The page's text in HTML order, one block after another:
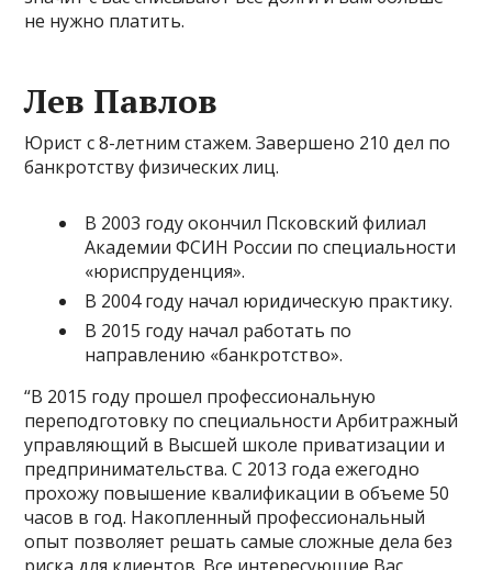
не нужно платить.
Лев Павлов
Юрист с 8-летним стажем. Завершено 210 дел по
банкротству физических лиц.
В 2003 году окончил Псковский филиал
Академии ФСИН России по специальности
«юриспруденция».
В 2004 году начал юридическую практику.
В 2015 году начал работать по
направлению «банкротство».
“В 2015 году прошел профессиональную
переподготовку по специальности Арбитражный
управляющий в Высшей школе приватизации и
предпринимательства. С 2013 года ежегодно
прохожу повышение квалификации в объеме 50
часов в год. Накопленный профессиональный
опыт позволяет решать самые сложные дела без